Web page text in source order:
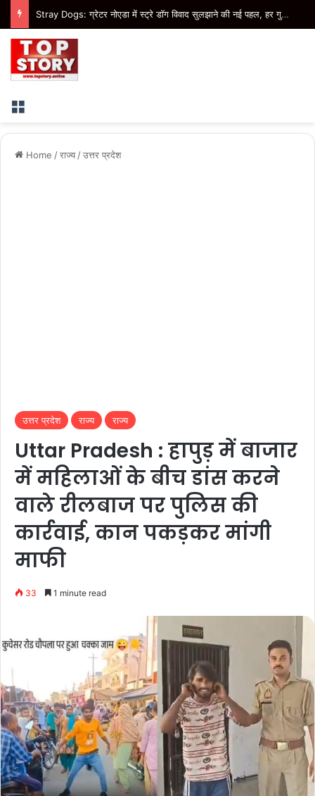
Stray Dogs: ग्रेटर नोएडा में स्ट्रे डॉग विवाद सुलझाने की नई पहल, हर गुरुवार तय होंगे डॉग फीडिंग प्वाइंट
Menu
Home /राज्य /उत्तर प्रदेश
उत्तर प्रदेश राज्य राज्य
Uttar Pradesh : हापुड़ में बाजार
में महिलाओं के बीच डांस करने
वाले रीलबाज पर पुलिस की
कार्रवाई, कान पकड़कर मांगी
माफी
33 1 minute read